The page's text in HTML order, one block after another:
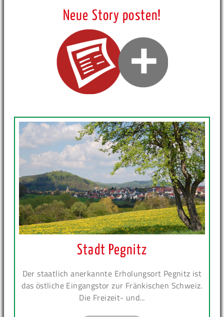
Neue Story posten!
Stadt Pegnitz
Der staatlich anerkannte Erholungsort Pegnitz ist
das östliche Eingangstor zur Fränkischen Schweiz.
Die Freizeit- und...